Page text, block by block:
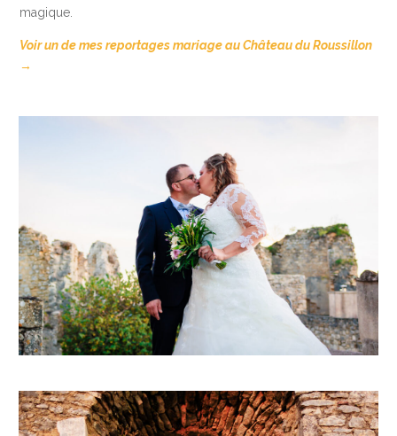
magique.
Voir un de mes reportages mariage au Château du Roussillon
→